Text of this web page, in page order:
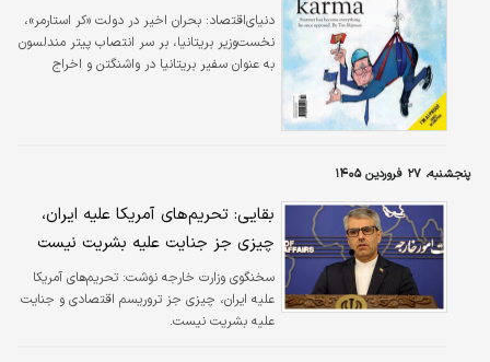
دنیای‌اقتصاد: بحران اخیر در دولت «کر استارمر»،
نخست‌وزیر بریتانیا، بر سر انتصاب پیتر مندلسون
به عنوان سفیر بریتانیا در واشنگتن و اخراج
مقام نخست‌وزیری رسیده است؛ اما درک ظاهرا
نادرست او از همان روندی که خود مدافع آن است،
پنجشنبه، ۲۷ فروردین ۱۴۰۵
بقایی: تحریم‌های آمریکا علیه ایران،
چیزی جز جنایت علیه بشریت نیست
سخنگوی وزارت خارجه نوشت: تحریم‌های آمریکا
علیه ایران، چیزی جز تروریسم اقتصادی و جنایت
علیه بشریت نیست.